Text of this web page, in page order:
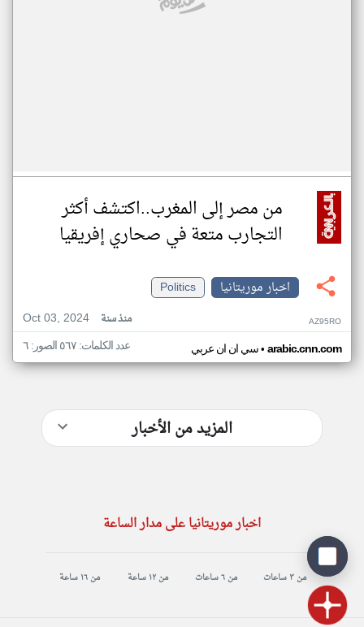
من مصر إلى المغرب..اكتشف أكثر
التجارب متعة في صحاري إفريقيا
اخبار موريتانيا
Politics
Oct 03, 2024
منذ سنة AZ95RO
سي ان ان عربي• arabic.cnn.com عدد الكلمات: ٥٦٧ الصور: ٦
المزيد من الأخبار
اخبار موريتانيا على مدار الساعة
من ٣ ساعات من ٦ ساعات من ١٢ ساعة من ١٦ ساعة